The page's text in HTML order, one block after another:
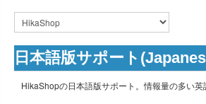
日本語版サポート
HikaShopの日本語版サポート。情報量の多い英